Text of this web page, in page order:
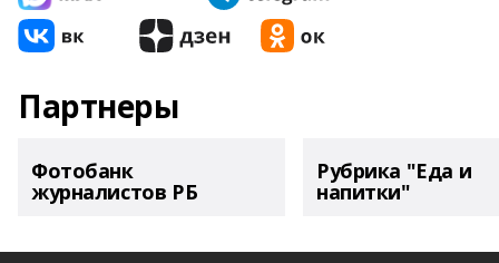
Партнеры
Фотобанк
журналистов РБ
Рубрика "Еда и
напитки"